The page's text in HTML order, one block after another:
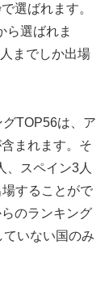
選ばれます。
ら選ばれま
までしか出場
TOP56は、ア
まれます。そ
、スペイン3人
することがで
のランキング
ていない国のみ